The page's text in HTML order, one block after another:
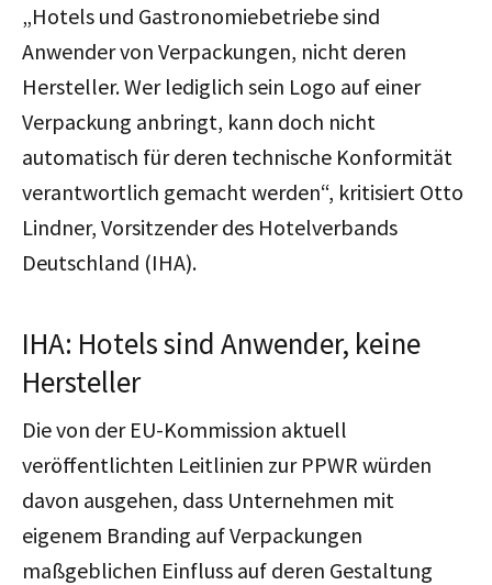
„Hotels und Gastronomiebetriebe sind
Anwender von Verpackungen, nicht deren
Hersteller. Wer lediglich sein Logo auf einer
Verpackung anbringt, kann doch nicht
automatisch für deren technische Konformität
verantwortlich gemacht werden“, kritisiert Otto
Lindner, Vorsitzender des Hotelverbands
Deutschland (IHA).
IHA: Hotels sind Anwender, keine
Hersteller
Die von der EU-Kommission aktuell
veröffentlichten Leitlinien zur PPWR würden
davon ausgehen, dass Unternehmen mit
eigenem Branding auf Verpackungen
maßgeblichen Einfluss auf deren Gestaltung